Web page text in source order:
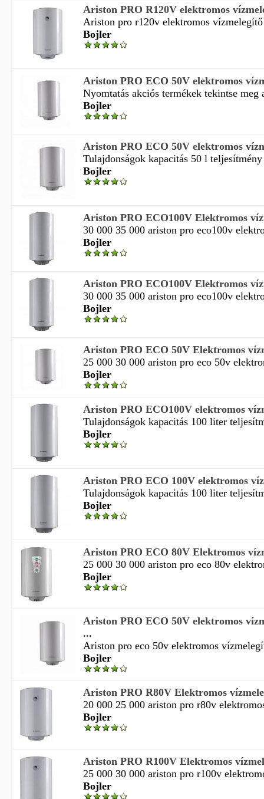
Ariston PRO R120V elektromos
Ariston pro r120v elektromos
Bojler
Ariston PRO ECO 50V elektromos
Nyomtatás akciós termékek tekintse meg
Bojler
Ariston PRO ECO 50V elektromos
Tulajdonságok kapacitás 50 l
Bojler
Ariston PRO ECO100V Elektromos
30 000 35 000 ariston pro eco100v
Bojler
Ariston PRO ECO100V Elektromos
30 000 35 000 ariston pro eco100v
Bojler
Ariston PRO ECO 50V Elektromos
25 000 30 000 ariston pro eco 50v
Bojler
Ariston PRO ECO100V elektromos
Tulajdonságok kapacitás 100 liter
Bojler
Ariston PRO ECO 100V elektromos
Tulajdonságok kapacitás 100 liter
Bojler
Ariston PRO ECO 80V Elektromos
25 000 30 000 ariston pro eco 80v
Bojler
Ariston PRO ECO 50V elektromos
...
Ariston pro eco 50v elektromos
Bojler
Ariston PRO R80V Elektromos
20 000 25 000 ariston pro r80v
Bojler
Ariston PRO R100V Elektromos
25 000 30 000 ariston pro r100v
Bojler